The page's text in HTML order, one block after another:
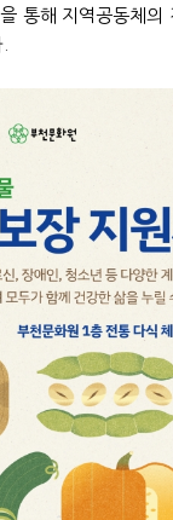
통해 지역공동체의